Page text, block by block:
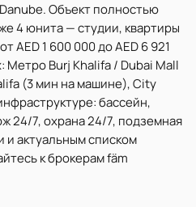
Объект полностью
4 юнита — студии, квартиры
AED 1 600 000 до AED 6 921
Метро Burj Khalifa / Dubai Mall
(3 мин на машине), City
бассейн,
24/7, охрана 24/7, подземная
и актуальным списком
к брокерам fäm